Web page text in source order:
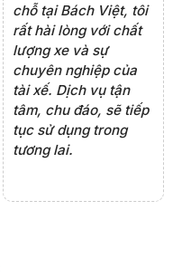
chỗ tại Bách Việt, tôi
rất hài lòng với chất
lượng xe và sự
chuyên nghiệp của
tài xế. Dịch vụ tận
tâm, chu đáo, sẽ tiếp
tục sử dụng trong
tương lai.